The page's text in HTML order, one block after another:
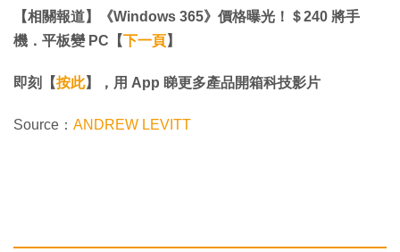
【相關報道】《Windows 365》價格曝光！＄240 將手
機．平板變 PC【下一頁】
即刻【按此】，用 App 睇更多產品開箱科技影片
Source： ANDREW LEVITT